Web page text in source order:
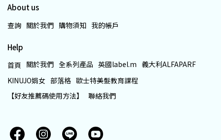
About us
查詢 關於我們 購物須知 我的帳戶
Help
首頁 關於我們 全系列產品 英國label.m 義大利ALFAPARF
KINUJO娟女 部落格 歐士特美髮教育課程
【好友推薦碼使用方法】
聯絡我們